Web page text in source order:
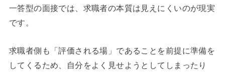
一答型の面接では、求職者の本質は見えにくいのが現実
です。
求職者側も「評価される場」であることを前提に準備を
してくるため、自分をよく見せようとしてしまったり